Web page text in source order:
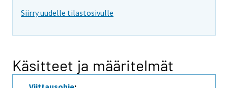
Siirry uudelle tilastosivulle
Käsitteet ja määritelmät